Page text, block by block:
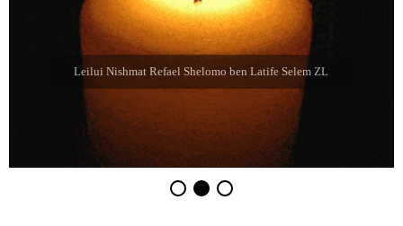
Leilui Nishmat Refael Shelomo ben Latife Selem ZL